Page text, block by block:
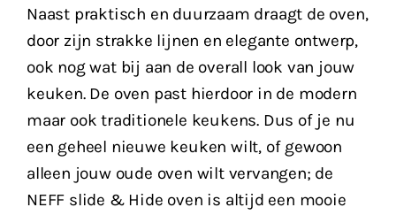
Naast praktisch en duurzaam draagt de oven,
door zijn strakke lijnen en elegante ontwerp,
ook nog wat bij aan de overall look van jouw
keuken. De oven past hierdoor in de modern
maar ook traditionele keukens. Dus of je nu
een geheel nieuwe keuken wilt, of gewoon
alleen jouw oude oven wilt vervangen; de
NEFF slide & Hide oven is altijd een mooie